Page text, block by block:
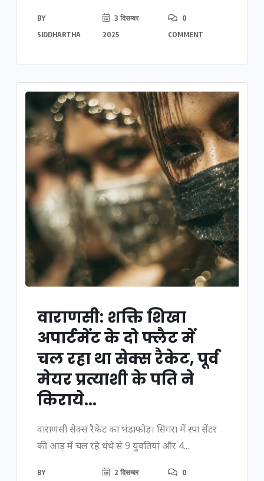
BY
SIDDHARTHA
3 दिसम्बर
2025
0
COMMENT
वाराणसी: शक्ति शिखा
अपार्टमेंट के दो फ्लैट में
चल रहा था सेक्स रैकेट, पूर्व
मेयर प्रत्याशी के पति ने
किराये...
वाराणसी सेक्स रैकेट का भंडाफोड़। सिगरा में स्पा सेंटर
की आड़ में चल रहे धंधे से 9 युवतियां और 4...
BY
2 दिसम्बर
0